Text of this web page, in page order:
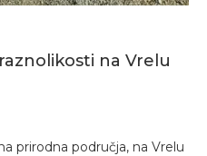
na Vrelu
prirodna područja, na Vrelu